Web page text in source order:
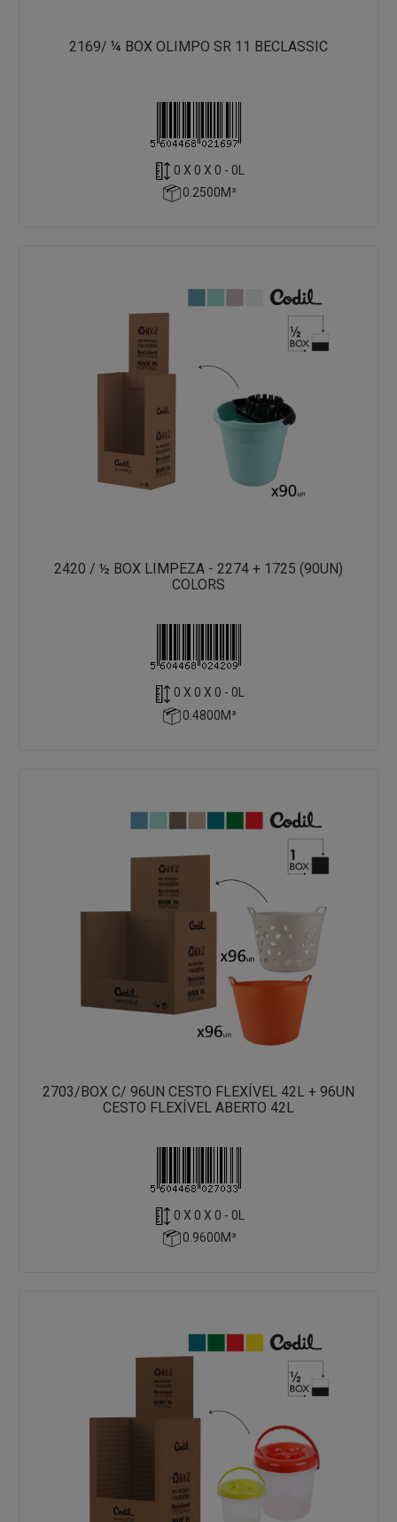
2169/ ¼ BOX OLIMPO SR 11 BECLASSIC
0 X 0 X 0 - 0L
0.2500M³
2420 / ½ BOX LIMPEZA - 2274 + 1725 (90UN)
COLORS
0 X 0 X 0 - 0L
0.4800M³
2703/BOX C/ 96UN CESTO FLEXÍVEL 42L + 96UN
CESTO FLEXÍVEL ABERTO 42L
0 X 0 X 0 - 0L
0.9600M³